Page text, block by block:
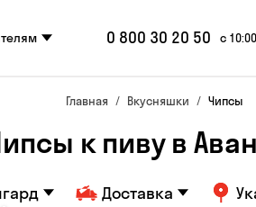
0 800 30 20 50 с
Главная Вкусняшки Чипсы
к пиву в
Доставка